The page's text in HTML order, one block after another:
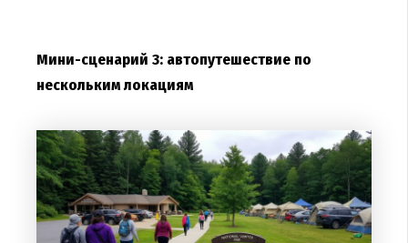
Мини-сценарий 3: автопутешествие по
нескольким локациям